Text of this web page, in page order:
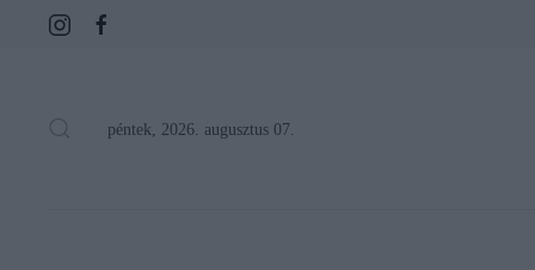
péntek, 2026. augusztus 07.